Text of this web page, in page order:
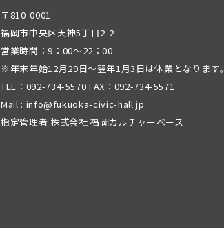
〒810-0001
福岡市中央区天神5丁目2-2
営業時間：9：00～22：00
※年末年始12月29日～翌年1月3日は休業となります。
TEL：092-734-5570 FAX：092-734-5571
Mail : info@fukuoka-civic-hall.jp
指定管理者 株式会社 福岡カルチャーベース